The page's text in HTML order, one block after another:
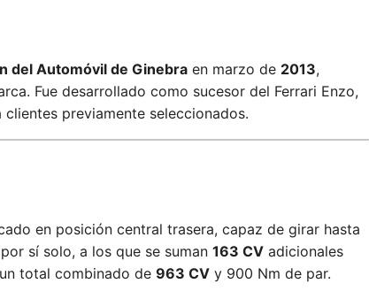
del Automóvil de Ginebra en marzo de 2013,
Fue desarrollado como sucesor del Ferrari Enzo,
clientes previamente seleccionados.
en posición central trasera, capaz de girar hasta
sí solo, a los que se suman 163 CV adicionales
total combinado de 963 CV y 900 Nm de par.